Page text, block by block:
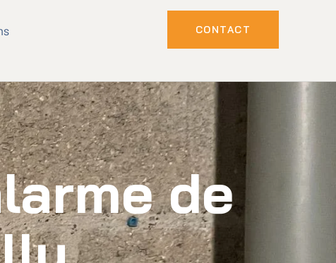
CONTACT
de